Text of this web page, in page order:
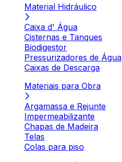
Material Hidráulico
Caixa d' Água
Cisternas e Tanques
Biodigestor
Pressurizadores de Água
Caixas de Descarga
Materiais para Obra
Argamassa e Rejunte
Impermeabilizante
Chapas de Madeira
Telas
Colas para piso